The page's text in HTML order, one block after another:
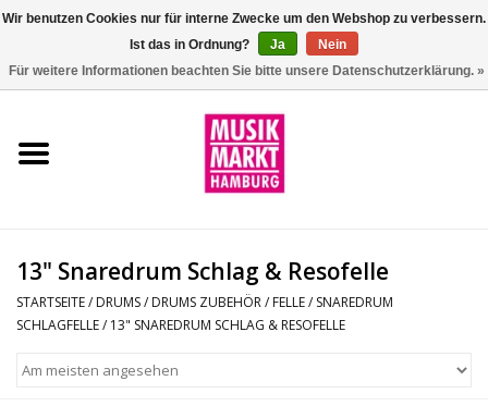
Aktion
13" Snaredrum Schlag & Resofelle
STARTSEITE/ DRUMS/ DRUMS ZUBEHÖR/ FELLE/ SNAREDRUM
SCHLAGFELLE/ 13" SNAREDRUM SCHLAG & RESOFELLE
Wir benutzen Cookies nur für interne Zwecke um den Webshop zu verbessern.
Ist das in Ordnung?
Ja
Nein
Für weitere Informationen beachten Sie bitte unsere Datenschutzerklärung. »